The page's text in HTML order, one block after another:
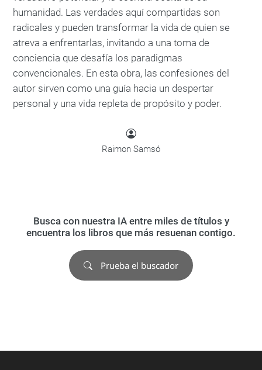
humanidad. Las verdades aquí compartidas son
radicales y pueden transformar la vida de quien se
atreva a enfrentarlas, invitando a una toma de
conciencia que desafía los paradigmas
convencionales. En esta obra, las confesiones del
autor sirven como una guía hacia un despertar
personal y una vida repleta de propósito y poder.
Raimon Samsó
Busca con nuestra IA entre miles de títulos y
encuentra los libros que más resuenan contigo.
Prueba el buscador